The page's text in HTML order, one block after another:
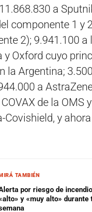
a
componente 1 y
2); 9.941.100 a
y Oxford cuyo
la Argentina;
a
de la OMS
Covishield, y
TAMBIÉN
por riesgo de
y «muy alto» durante